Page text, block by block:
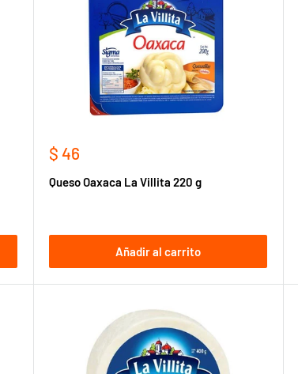
Precio
venta
$ 46
Queso Oaxaca La Villita 220 g
Añadir al carrito